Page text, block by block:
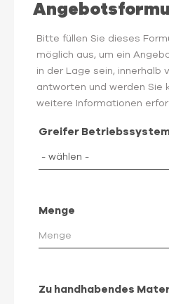
Bitte füllen Sie dieses
möglich aus, um ein
in der Lage sein, innerhalb
antworten und werden Sie
weitere Informationen
Greifer
Menge
Zu handhabendes